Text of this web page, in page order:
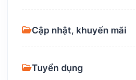
Cập nhật, khuyến mãi
Tuyển dụng